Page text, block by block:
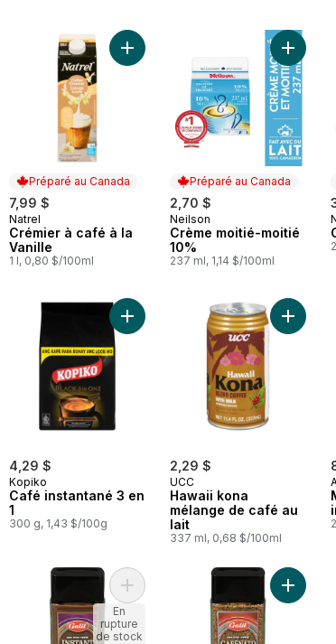
Colorant à café au panier
Préparé au Canada
7,99 $
Préparé au Canada
Natrel
Crémier à café à la
Vanille
1 l, 0,80 $/100ml
Ajouter Crémier à café à la Vanille
Préparé au Canada
2,70 $
Préparé au Canada
Neilson
Crème moitié-moitié
10%
237 ml, 1,14 $/100ml
Ajouter
Colorant à café léger au panier
4,29 $
Kopiko
Café instantané 3 en
1
300 g, 1,43 $/100g
Ajouter Café instantané 3 en 1 au
2,29 $
UCC
Hawaii kona
mélange de café au
lait
337 ml, 0,68 $/100ml
Ajouter
Café turc à la cardamome au panierAjouter Instant coffee house blend
En
rupture
de stock
Ajouter